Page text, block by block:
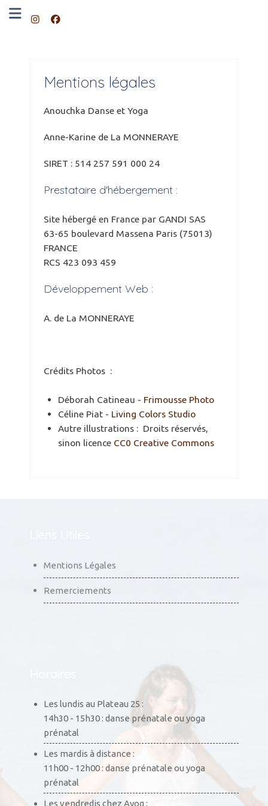
Mentions légales
Anouchka Danse et Yoga
Anne-Karine de La MONNERAYE
SIRET : 514 257 591 000 24
Prestataire d'hébergement :
Site hébergé en France par GANDI SAS
63-65 boulevard Massena Paris (75013)
FRANCE
RCS 423 093 459
Développement Web :
A. de La MONNERAYE
Crédits Photos :
Déborah Catineau - Frimousse Photo
Céline Piat - Living Colors Studio
Autre illustrations : Droits réservés,
sinon licence CC0 Creative Commons
Mentions Légales
Remerciements
Les lundis au Plateau 25 :
14h30 - 15h30 : danse prénatale ou yoga
prénatal
Les mardis à distance :
11h00 - 12h00 : danse prénatale ou yoga
prénatal
Les vendredis chez Ayog :